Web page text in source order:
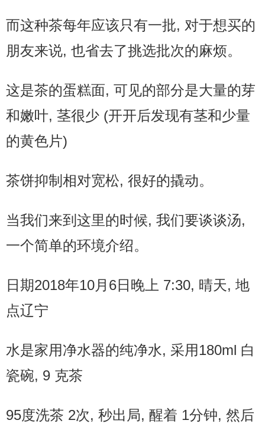
而这种茶每年应该只有一批, 对于想买的
朋友来说, 也省去了挑选批次的麻烦。
这是茶的蛋糕面, 可见的部分是大量的芽
和嫩叶, 茎很少 (开开后发现有茎和少量
的黄色片)
茶饼抑制相对宽松, 很好的撬动。
当我们来到这里的时候, 我们要谈谈汤,
一个简单的环境介绍。
日期2018年10月6日晚上 7:30, 晴天, 地
点辽宁
水是家用净水器的纯净水, 采用180ml 白
瓷碗, 9 克茶
95度洗茶 2次, 秒出局, 醒着 1分钟, 然后